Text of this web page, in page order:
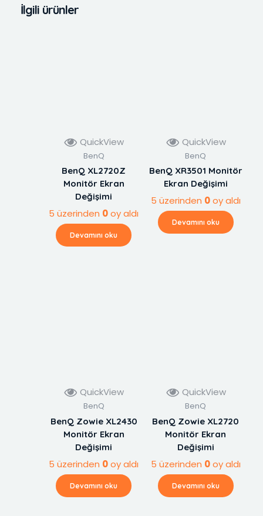
İlgili ürünler
QuickView
BenQ
BenQ XL2720Z
Monitör Ekran
Değişimi
5 üzerinden 0oy aldı
Devamını oku
QuickView
BenQ
BenQ XR3501 Monitör
Ekran Değişimi
5 üzerinden 0oy aldı
Devamını oku
QuickView
BenQ
BenQ Zowie XL2430
Monitör Ekran
Değişimi
5 üzerinden 0oy aldı
Devamını oku
QuickView
BenQ
BenQ Zowie XL2720
Monitör Ekran
Değişimi
5 üzerinden 0oy aldı
Devamını oku